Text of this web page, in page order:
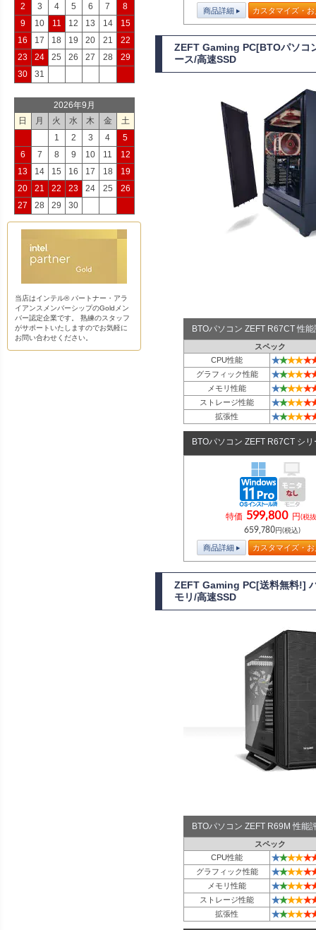
商品詳細 カスタマイズ・
ZEFT Gaming PC[BTOパソコ
ース/高速SSD
BTOパソコン ZEFT R67CT 性
スペック
CPU性能
★★★★★
グラフィック性能 ★★★★★
メモリ性能 ★★★★★
ストレージ性能 ★★★★★
拡張性 ★★★★★
BTOパソコン ZEFT R67CT シリ
特価 599,800 円(税
659,780円(税込)
商品詳細 カスタマイズ・
ZEFT Gaming PC[送料無料!]
モリ/高速SSD
BTOパソコン ZEFT R69M 性能
スペック
CPU性能
★★★★★
グラフィック性能 ★★★★★
メモリ性能 ★★★★★
ストレージ性能 ★★★★★
拡張性 ★★★★★
2
3 4 5 6 7
8
9
10 11 12 13 14
15
16
17 18 19 20 21
22
23
24 25 26 27 28
29
30
31
2026年9月
日
月 火 水 木 金
土
1
2 3 4
5
6
7 8 9 10 11
12
13
14 15 16 17 18
19
20
21 22 23 24 25
26
27
28 29 30
当店はインテル® パートナー・アラ
イアンスメンバーシップのGoldメン
バー認定企業です。 熟練のスタッフ
がサポートいたしますのでお気軽に
お問い合わせください。